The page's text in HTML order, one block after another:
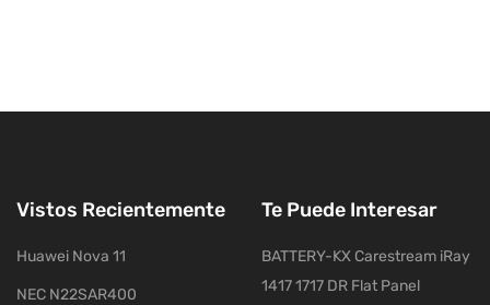
Vistos Recientemente
Huawei Nova 11
NEC N22SAR400
Te Puede Interesar
BATTERY-KX Carestream iRay
1417 1717 DR Flat Panel